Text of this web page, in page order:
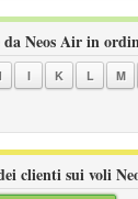
Neos Air in
I K L M
clienti sui voli